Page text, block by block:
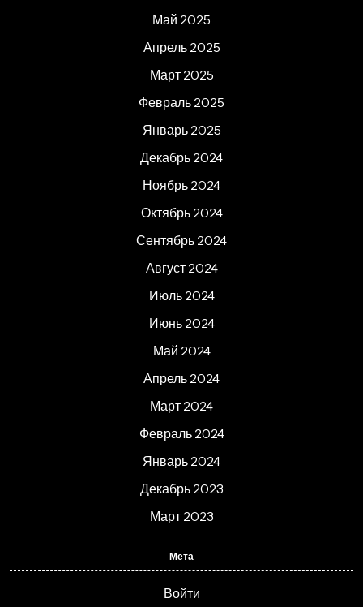
Май 2025
Апрель 2025
Март 2025
Февраль 2025
Январь 2025
Декабрь 2024
Ноябрь 2024
Октябрь 2024
Сентябрь 2024
Август 2024
Июль 2024
Июнь 2024
Май 2024
Апрель 2024
Март 2024
Февраль 2024
Январь 2024
Декабрь 2023
Март 2023
Мета
Войти